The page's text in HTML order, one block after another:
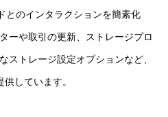
とのインタラクションを簡素化
ーや取引の更新、ストレージプロ
ストレージ設定オプションなど、
しています。